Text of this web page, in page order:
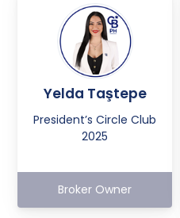
Yelda Taştepe
President’s Circle Club
2025
Broker Owner